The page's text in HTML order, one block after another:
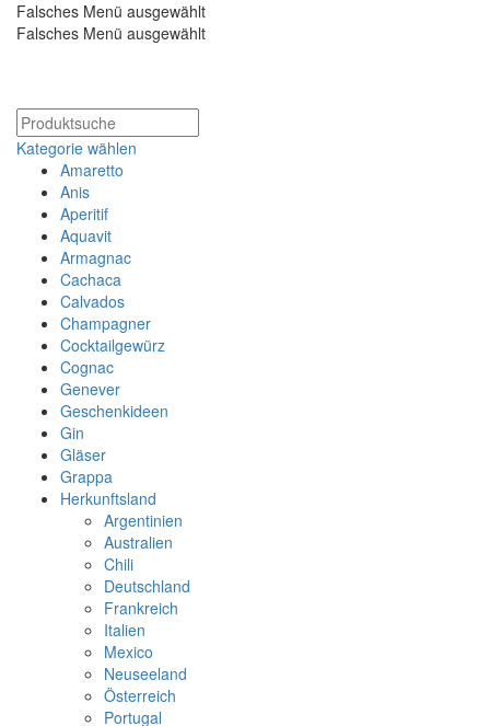
Falsches Menü ausgewählt
Falsches Menü ausgewählt
Kategorie wählen
Amaretto
Anis
Aperitif
Aquavit
Armagnac
Cachaca
Calvados
Champagner
Cocktailgewürz
Cognac
Genever
Geschenkideen
Gin
Gläser
Grappa
Herkunftsland
Argentinien
Australien
Chili
Deutschland
Frankreich
Italien
Mexico
Neuseeland
Österreich
Portugal